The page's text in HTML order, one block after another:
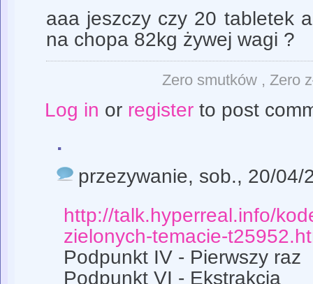
aaa jeszczy czy 20 tabletek
na chopa 82kg żywej wagi ?
Zero smutków , Zero
Log in or registerto post
.
przezywanie, sob., 20/04/
http://talk.hyperreal.info/
zielonych-temacie-
Podpunkt IV - Pierwszy raz
Podpunkt VI - Ekstrakcja